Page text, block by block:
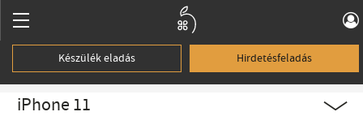
Készülék eladás Hirdetésfeladás
iPhone 11